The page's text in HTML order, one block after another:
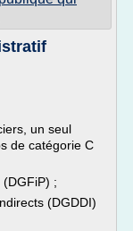
un seul
de catégorie C
;
(DGDDI)